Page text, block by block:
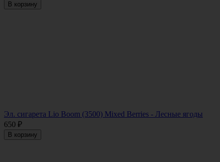
В корзину
Эл. сигарета Lio Boom (3500) Mixed Berries - Лесные ягоды
650 ₽
В корзину